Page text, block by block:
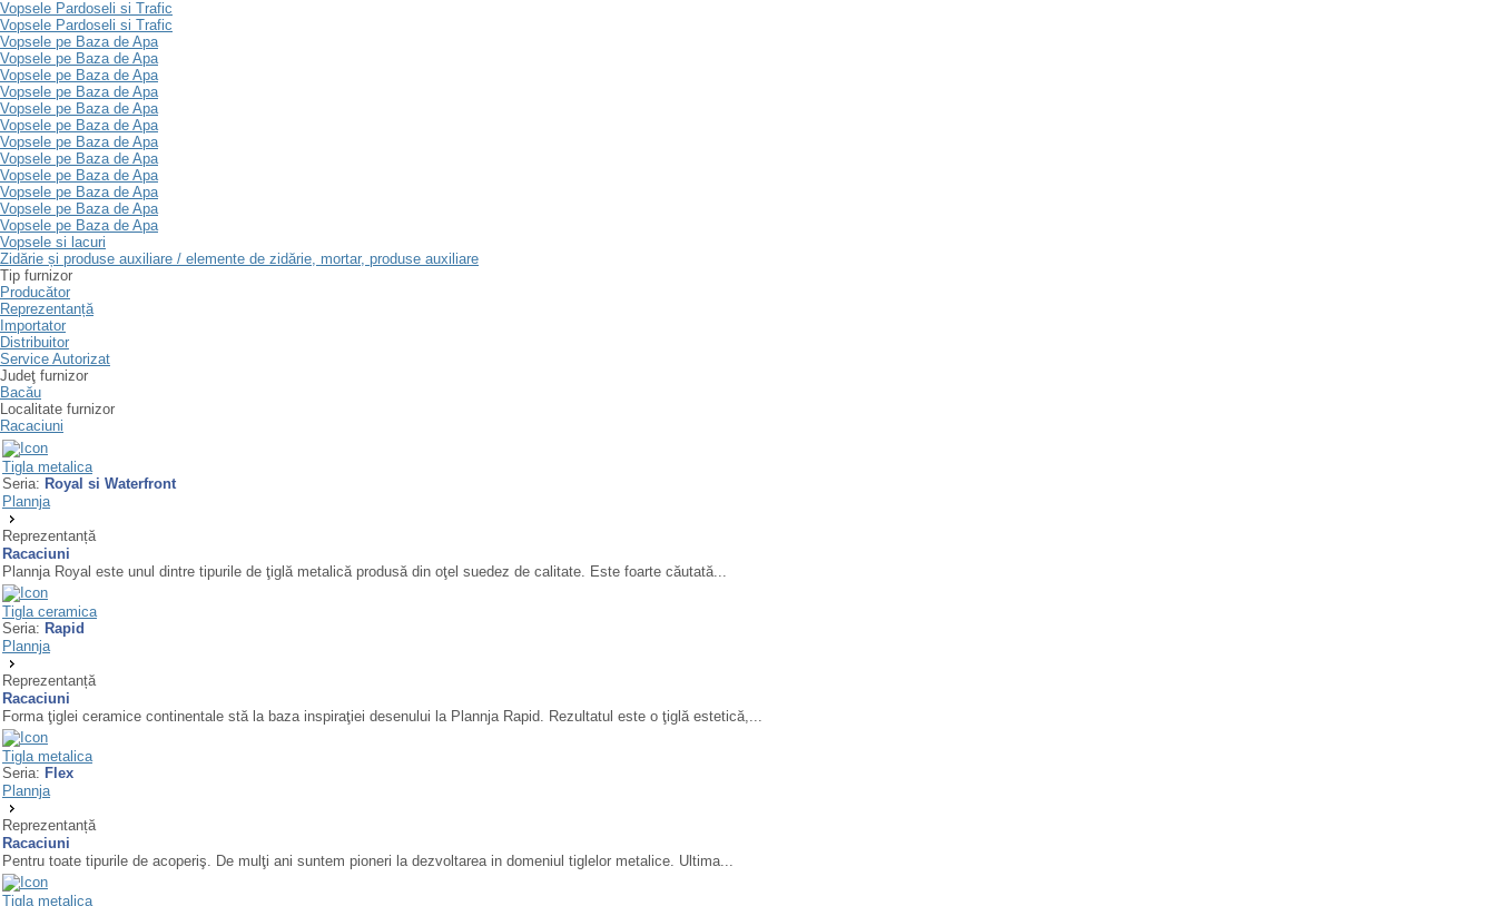
Vopsele Pardoseli si Trafic
Vopsele Pardoseli si Trafic
Vopsele pe Baza de Apa
Vopsele pe Baza de Apa
Vopsele pe Baza de Apa
Vopsele pe Baza de Apa
Vopsele pe Baza de Apa
Vopsele pe Baza de Apa
Vopsele pe Baza de Apa
Vopsele pe Baza de Apa
Vopsele pe Baza de Apa
Vopsele pe Baza de Apa
Vopsele pe Baza de Apa
Vopsele pe Baza de Apa
Vopsele si lacuri
Zidărie și produse auxiliare / elemente de zidărie, mortar, produse auxiliare
Tip furnizor
Producător
Reprezentanță
Importator
Distribuitor
Service Autorizat
Judeţ furnizor
Bacău
Localitate furnizor
Racaciuni
Tigla metalica
Seria: Royal si Waterfront
Plannja
Reprezentanță
Racaciuni
Plannja Royal este unul dintre tipurile de ţiglă metalică produsă din oţel suedez de calitate. Este foarte căutată...
Tigla ceramica
Seria: Rapid
Plannja
Reprezentanță
Racaciuni
Forma ţiglei ceramice continentale stă la baza inspiraţiei desenului la Plannja Rapid. Rezultatul este o ţiglă estetică,...
Tigla metalica
Seria: Flex
Plannja
Reprezentanță
Racaciuni
Pentru toate tipurile de acoperiş. De mulţi ani suntem pioneri la dezvoltarea in domeniul tiglelor metalice. Ultima...
Tigla metalica